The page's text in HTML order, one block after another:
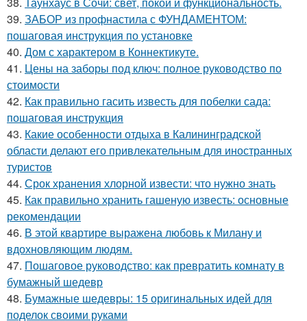
39. ЗАБОР из профнастила с ФУНДАМЕНТОМ:
пошаговая инструкция по установке
40. Дом с характером в Коннектикуте.
41. Цены на заборы под ключ: полное руководство по
стоимости
42. Как правильно гасить известь для побелки сада:
пошаговая инструкция
43. Какие особенности отдыха в Калининградской
области делают его привлекательным для иностранных
туристов
44. Срок хранения хлорной извести: что нужно знать
45. Как правильно хранить гашеную известь: основные
рекомендации
46. В этой квартире выражена любовь к Милану и
вдохновляющим людям.
47. Пошаговое руководство: как превратить комнату в
бумажный шедевр
48. Бумажные шедевры: 15 оригинальных идей для
поделок своими руками